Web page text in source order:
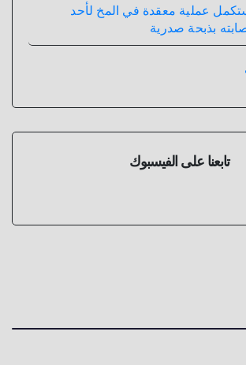
عملية معقدة في المخ لأحد
بذبحة صدرية
تابعنا على الفيسبوك